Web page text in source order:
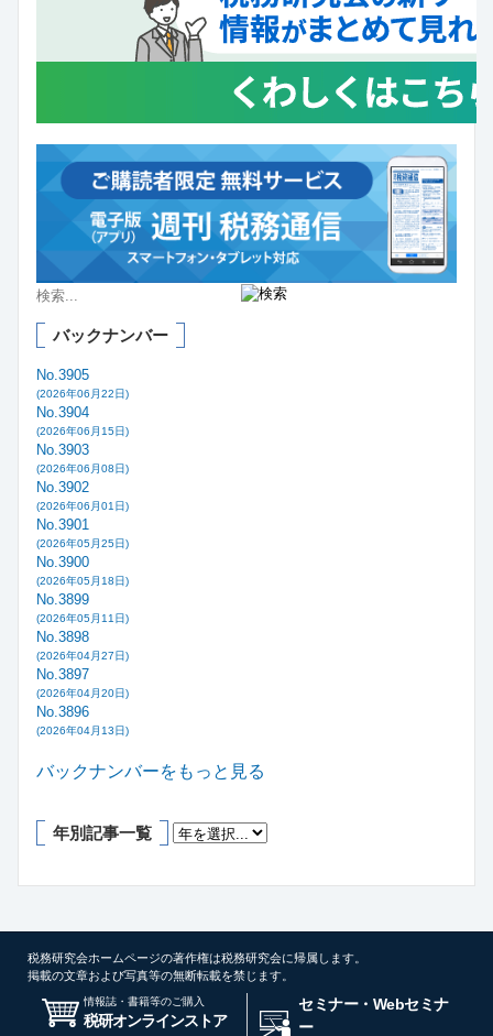
バックナンバー
No.3905
(2026年06月22日)
No.3904
(2026年06月15日)
No.3903
(2026年06月08日)
No.3902
(2026年06月01日)
No.3901
(2026年05月25日)
No.3900
(2026年05月18日)
No.3899
(2026年05月11日)
No.3898
(2026年04月27日)
No.3897
(2026年04月20日)
No.3896
(2026年04月13日)
バックナンバーをもっと見る
年別記事一覧
税務研究会ホームページの著作権は税務研究会に帰属します。
掲載の文章および写真等の無断転載を禁じます。
情報誌・書籍等のご購入
税研オンラインストア
セミナー・Webセミナ
ー